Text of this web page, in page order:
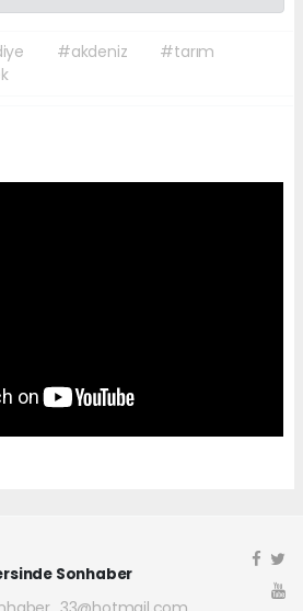
#akdeniz
#tarım
Sonhaber